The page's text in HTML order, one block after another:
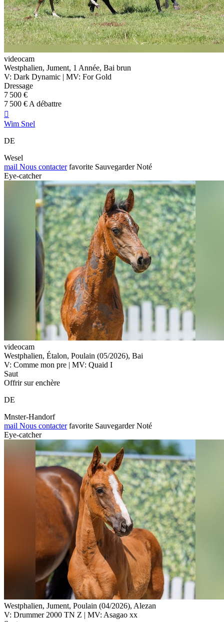
videocam
Westphalien, Jument, 1 Année, Bai brun
V: Dark Dynamic | MV: For Gold
Dressage
7 500 €
7 500 € A débattre

Wim Snel
DE
Wesel
mail Nous contacter favorite Sauvegarder Noté
Eye-catcher
videocam
Westphalien, Étalon, Poulain (05/2026), Bai
V: Comme mon pre | MV: Quaid I
Saut
Offrir sur enchère
DE
Mnster-Handorf
mail Nous contacter favorite Sauvegarder Noté
Eye-catcher
Westphalien, Jument, Poulain (04/2026), Alezan
V: Drummer 2000 TN Z | MV: Asagao xx